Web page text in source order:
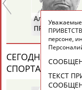
ТАБЛО
ЦЕЛИ ПРОЕКТА
Александр
ПРИВАЛОВ
СЕГОДНЯ ДЕНЬ
СПОРТА (4
Уважаемые
персоне,
ТЕКСТ